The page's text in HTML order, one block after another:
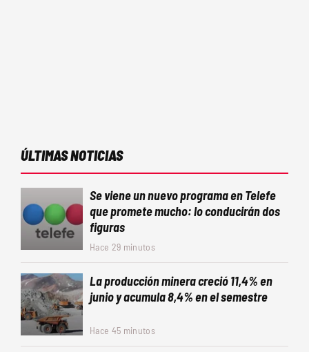
ÚLTIMAS NOTICIAS
Se viene un nuevo programa en Telefe
que promete mucho: lo conducirán dos
figuras
Hace 29 minutos
La producción minera creció 11,4% en
junio y acumula 8,4% en el semestre
Hace 45 minutos